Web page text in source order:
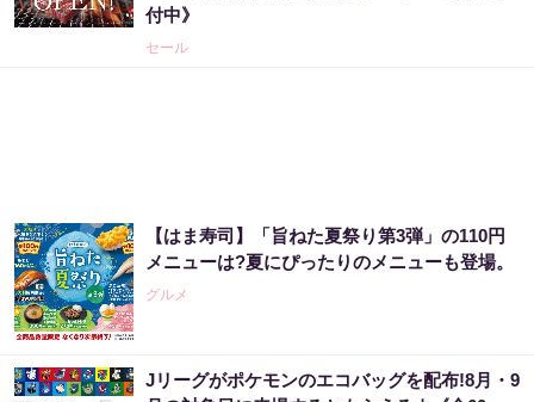
付中》
セール
【はま寿司】「旨ねた夏祭り第3弾」の110円
メニューは?夏にぴったりのメニューも登場。
グルメ
Jリーグがポケモンのエコバッグを配布!8月・9